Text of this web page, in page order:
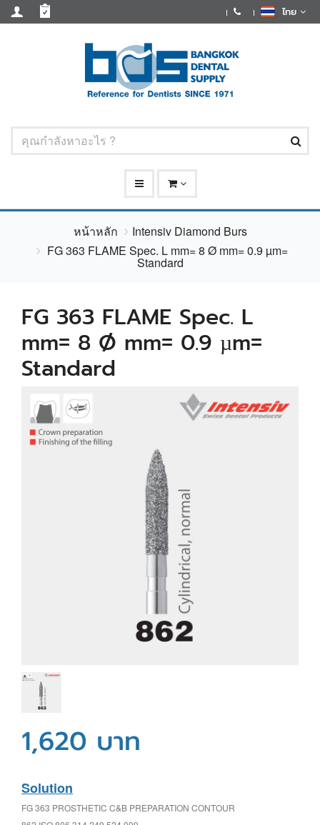
ไทย
หน้าหลัก
Intensiv Diamond Burs
FG 363 FLAME Spec. L mm= 8 Ø mm= 0.9 µm=
Standard
FG 363 FLAME Spec. L
mm= 8 Ø mm= 0.9 µm=
Standard
1,620 บาท
Solution
FG 363 PROSTHETIC C&B PREPARATION CONTOUR